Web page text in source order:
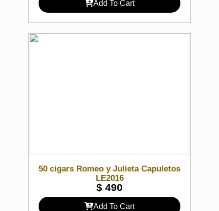
Add To Cart
50 cigars Romeo y Julieta Capuletos
LE2016
$ 490
Add To Cart